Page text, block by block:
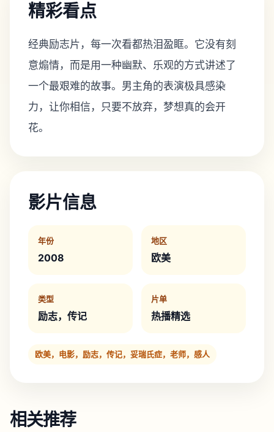
精彩看点
经典励志片，每一次看都热泪盈眶。它没有刻
意煽情，而是用一种幽默、乐观的方式讲述了
一个最艰难的故事。男主角的表演极具感染
力，让你相信，只要不放弃，梦想真的会开
花。
影片信息
年份
2008
地区
欧美
类型
励志，传记
片单
热播精选
欧美，电影，励志，传记，妥瑞氏症，老师，感人
相关推荐